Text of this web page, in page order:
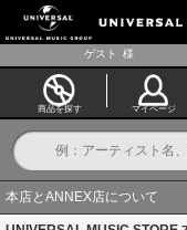
ゲスト 様
商品を探す マイページ
本店とANNEX店について